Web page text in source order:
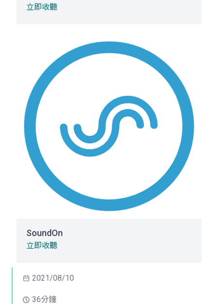
立即收聽
SoundOn
立即收聽
2021/08/10
36分鐘